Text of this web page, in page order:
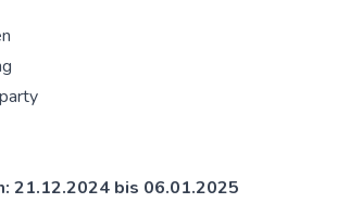
21.12.2024 bis 06.01.2025